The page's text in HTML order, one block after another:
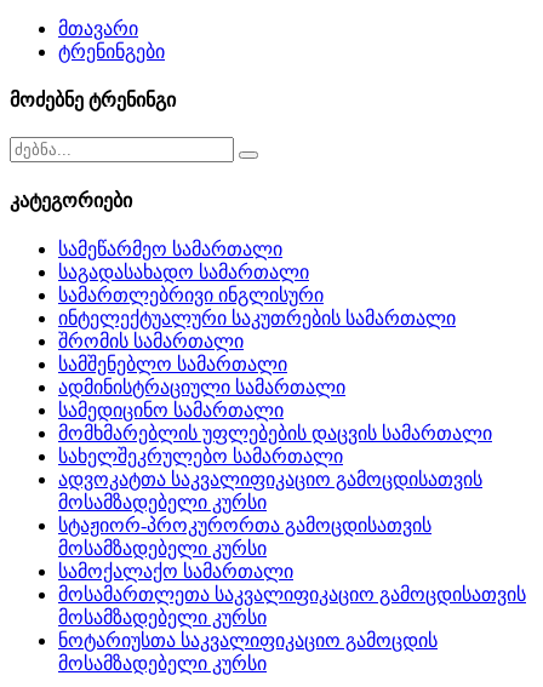
მთავარი
ტრენინგები
მოძებნე ტრენინგი
კატეგორიები
სამეწარმეო სამართალი
საგადასახადო სამართალი
სამართლებრივი ინგლისური
ინტელექტუალური საკუთრების სამართალი
შრომის სამართალი
სამშენებლო სამართალი
ადმინისტრაციული სამართალი
სამედიცინო სამართალი
მომხმარებლის უფლებების დაცვის სამართალი
სახელშეკრულებო სამართალი
ადვოკატთა საკვალიფიკაციო გამოცდისათვის
მოსამზადებელი კურსი
სტაჟიორ-პროკურორთა გამოცდისათვის
მოსამზადებელი კურსი
სამოქალაქო სამართალი
მოსამართლეთა საკვალიფიკაციო გამოცდისათვის
მოსამზადებელი კურსი
ნოტარიუსთა საკვალიფიკაციო გამოცდის
მოსამზადებელი კურსი